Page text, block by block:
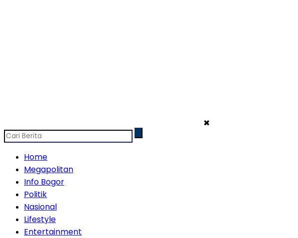
✖
Home
Megapolitan
Info Bogor
Politik
Nasional
Lifestyle
Entertainment